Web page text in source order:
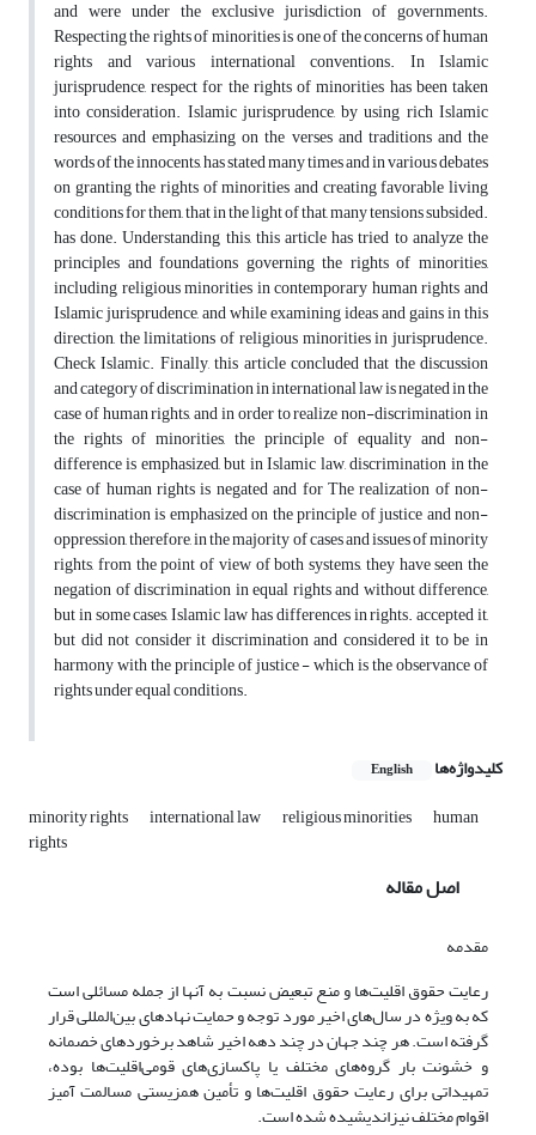
and were under the exclusive jurisdiction of governments.
Respecting the rights of minorities is one of the concerns of human
rights and various international conventions. In Islamic
jurisprudence, respect for the rights of minorities has been taken
into consideration. Islamic jurisprudence, by using rich Islamic
resources and emphasizing on the verses and traditions and the
words of the innocents, has stated many times and in various debates
on granting the rights of minorities and creating favorable living
conditions for them, that in the light of that, many tensions subsided.
has done. Understanding this, this article has tried to analyze the
principles and foundations governing the rights of minorities,
including religious minorities in contemporary human rights and
Islamic jurisprudence, and while examining ideas and gains in this
direction, the limitations of religious minorities in jurisprudence.
Check Islamic. Finally, this article concluded that the discussion
and category of discrimination in international law is negated in the
case of human rights, and in order to realize non-discrimination in
the rights of minorities, the principle of equality and non-
difference is emphasized, but in Islamic law, discrimination in the
case of human rights is negated and for The realization of non-
discrimination is emphasized on the principle of justice and non-
oppression, therefore, in the majority of cases and issues of minority
rights, from the point of view of both systems, they have seen the
negation of discrimination in equal rights and without difference,
but in some cases, Islamic law has differences in rights. accepted it,
but did not consider it discrimination and considered it to be in
harmony with the principle of justice - which is the observance of
rights under equal conditions.
کلیدواژه‌ها English
minority rights international law religious minorities human
rights
اصل مقاله
مقدمه
رعایت حقوق اقلیت‌ها و منع تبعیض نسبت به آنها از جمله مسائلی است
که به ویژه در سال‌های اخیر مورد توجه و حمایت نهادهای بین‌المللی قرار
گرفته است. هر چند جهان در چند دهه اخیر شاهد برخوردهای خصمانه
و خشونت بار گروه‌های مختلف یا پاکسازی‌های قومی‌اقلیت‌ها بوده،
تمهیداتی برای رعایت حقوق اقلیت‌ها و تأمین همزیستی مسالمت آمیز
اقوام مختلف نیز‌اندیشیده شده است.